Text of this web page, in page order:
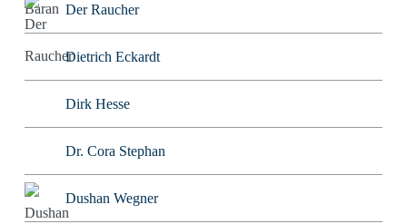
Der Raucher
Dietrich Eckardt
Dirk Hesse
Dr. Cora Stephan
Dushan Wegner